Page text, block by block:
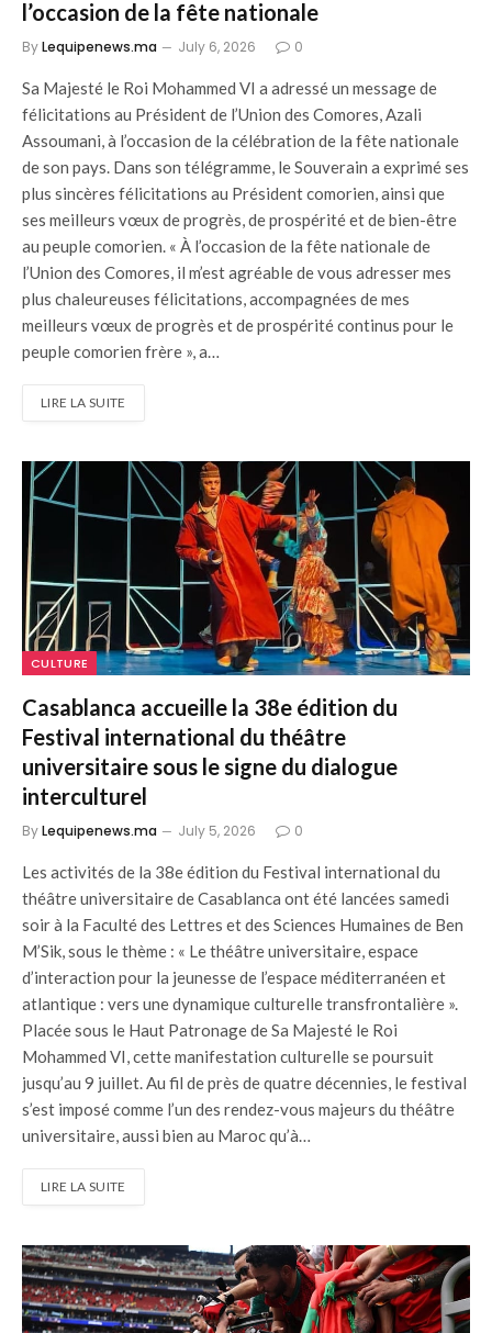
l’occasion de la fête nationale
ByLequipenews.ma July 6, 2026 0
Sa Majesté le Roi Mohammed VI a adressé un message de
félicitations au Président de l’Union des Comores, Azali
Assoumani, à l’occasion de la célébration de la fête nationale
de son pays. Dans son télégramme, le Souverain a exprimé ses
plus sincères félicitations au Président comorien, ainsi que
ses meilleurs vœux de progrès, de prospérité et de bien-être
au peuple comorien. « À l’occasion de la fête nationale de
l’Union des Comores, il m’est agréable de vous adresser mes
plus chaleureuses félicitations, accompagnées de mes
meilleurs vœux de progrès et de prospérité continus pour le
peuple comorien frère », a…
LIRE LA SUITE
CULTURE
Casablanca accueille la 38e édition du
Festival international du théâtre
universitaire sous le signe du dialogue
interculturel
ByLequipenews.ma July 5, 2026 0
Les activités de la 38e édition du Festival international du
théâtre universitaire de Casablanca ont été lancées samedi
soir à la Faculté des Lettres et des Sciences Humaines de Ben
M’Sik, sous le thème : « Le théâtre universitaire, espace
d’interaction pour la jeunesse de l’espace méditerranéen et
atlantique : vers une dynamique culturelle transfrontalière ».
Placée sous le Haut Patronage de Sa Majesté le Roi
Mohammed VI, cette manifestation culturelle se poursuit
jusqu’au 9 juillet. Au fil de près de quatre décennies, le festival
s’est imposé comme l’un des rendez-vous majeurs du théâtre
universitaire, aussi bien au Maroc qu’à…
LIRE LA SUITE